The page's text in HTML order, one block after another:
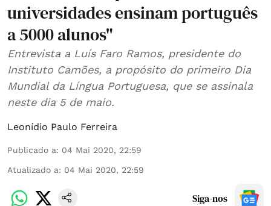
universidades ensinam português
a 5000 alunos"
Entrevista a Luís Faro Ramos, presidente do
Instituto Camões, a propósito do primeiro Dia
Mundial da Língua Portuguesa, que se assinala
neste dia 5 de maio.
Leonídio Paulo Ferreira
Publicado a: 04 Mai 2020, 22:59
Atualizado a: 04 Mai 2020, 22:59
Siga-nos